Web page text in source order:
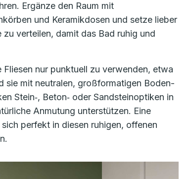
Ergänze den Raum mit
und Keramikdosen und setze lieber
verteilen, damit das Bad ruhig und
nur punktuell zu verwenden, etwa
sie mit neutralen, großformatigen Boden-
Stein‑, Beton‑ oder Sandsteinoptiken in
Anmutung unterstützen. Eine
perfekt in diesen ruhigen, offenen